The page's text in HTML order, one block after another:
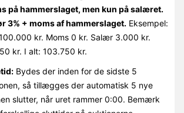
på hammerslaget, men kun på salæret.
3% + moms af hammerslaget.Eksempel:
kr. Moms 0 kr. Salær 3.000 kr.
kr. I alt: 103.750 kr.
Bydes der inden for de sidste 5
så tillægges der automatisk 5 nye
slutter, når uret rammer 0:00. Bemærk